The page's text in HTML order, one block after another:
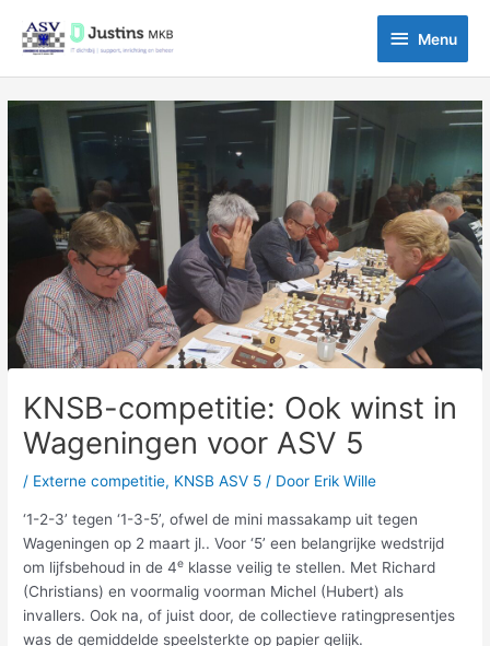
naar
inhoud
Menu
Menu
KNSB-competitie: Ook winst in
Wageningen voor ASV 5
/ Externe competitie, KNSB ASV 5 / Door Erik Wille
‘1-2-3’ tegen ‘1-3-5’, ofwel de mini massakamp uit tegen
Wageningen op 2 maart jl.. Voor ‘5’ een belangrijke wedstrijd
om lijfsbehoud in de 4e klasse veilig te stellen. Met Richard
(Christians) en voormalig voorman Michel (Hubert) als
invallers. Ook na, of juist door, de collectieve ratingpresentjes
was de gemiddelde speelsterkte op papier gelijk.
Bericht
navigatie